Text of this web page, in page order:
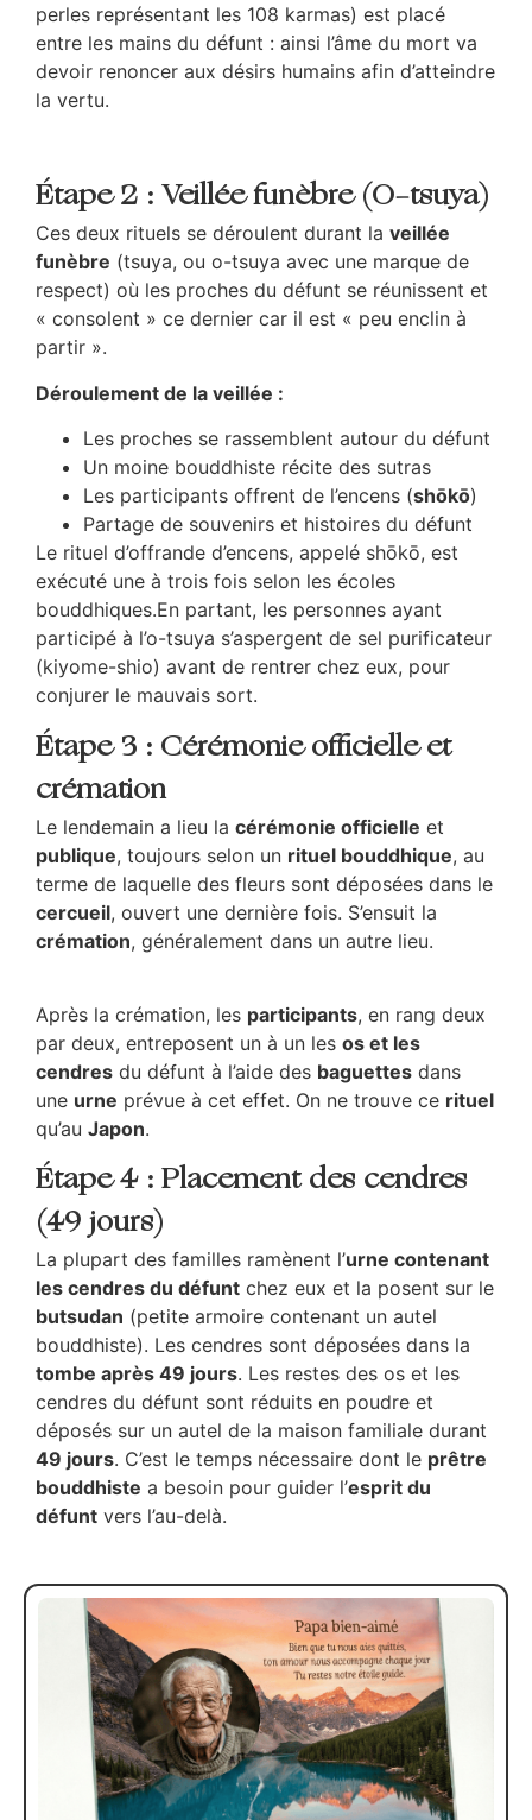
perles représentant les 108 karmas) est placé
entre les mains du défunt : ainsi l’âme du mort va
devoir renoncer aux désirs humains afin d’atteindre
la vertu.
Étape 2 : Veillée funèbre (O-tsuya)
Ces deux rituels se déroulent durant la veillée
funèbre (tsuya, ou o-tsuya avec une marque de
respect) où les proches du défunt se réunissent et
« consolent » ce dernier car il est « peu enclin à
partir ».
Déroulement de la veillée :
Les proches se rassemblent autour du défunt
Un moine bouddhiste récite des sutras
Les participants offrent de l’encens (shōkō)
Partage de souvenirs et histoires du défunt
Le rituel d’offrande d’encens, appelé shōkō, est
exécuté une à trois fois selon les écoles
bouddhiques.En partant, les personnes ayant
participé à l’o-tsuya s’aspergent de sel purificateur
(kiyome-shio) avant de rentrer chez eux, pour
conjurer le mauvais sort.
Étape 3 : Cérémonie officielle et
crémation
Le lendemain a lieu la cérémonie officielle et
publique, toujours selon un rituel bouddhique, au
terme de laquelle des fleurs sont déposées dans le
cercueil, ouvert une dernière fois. S’ensuit la
crémation, généralement dans un autre lieu.
Après la crémation, les participants, en rang deux
par deux, entreposent un à un les os et les
cendres du défunt à l’aide des baguettes dans
une urne prévue à cet effet. On ne trouve ce rituel
qu’au Japon.
Étape 4 : Placement des cendres
(49 jours)
La plupart des familles ramènent l’urne contenant
les cendres du défunt chez eux et la posent sur le
butsudan (petite armoire contenant un autel
bouddhiste). Les cendres sont déposées dans la
tombe après 49 jours. Les restes des os et les
cendres du défunt sont réduits en poudre et
déposés sur un autel de la maison familiale durant
49 jours. C’est le temps nécessaire dont le prêtre
bouddhiste a besoin pour guider l’esprit du
défunt vers l’au-delà.